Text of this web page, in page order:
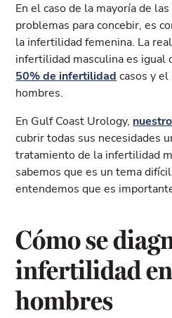
masculina
En el caso de la mayoría de
problemas para concebir, es
la infertilidad femenina. La
infertilidad masculina es igual
50% de infertilidad casos y
hombres.
En Gulf Coast Urology,
cubrir todas sus necesidades
tratamiento de la infertilidad
sabemos que es un tema
entendemos que es
Cómo se
infertilidad
hombres